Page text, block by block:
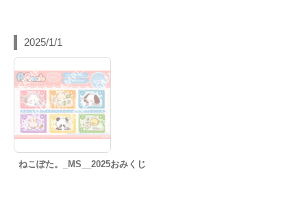
2025/1/1
ねこぽた。_MS__2025おみくじ